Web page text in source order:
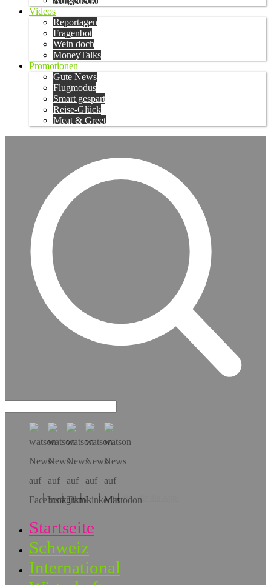
Videos
Reportagen
Fragenbot
Wein doch
MoneyTalks
Promotionen
Gute News
Flugmodus
Smart gespart
Reise-Glück
Meat & Greet
Hol dir die App!
Startseite
Schweiz
International